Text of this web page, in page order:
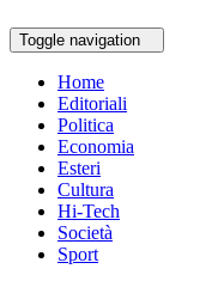
Toggle navigation
Home
Editoriali
Politica
Economia
Esteri
Cultura
Hi-Tech
Società
Sport